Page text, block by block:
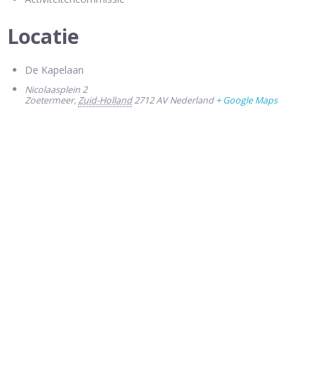
Locatie
De Kapelaan
Nicolaasplein 2
Zoetermeer,Zuid-Holland2712 AV Nederland + Google Maps